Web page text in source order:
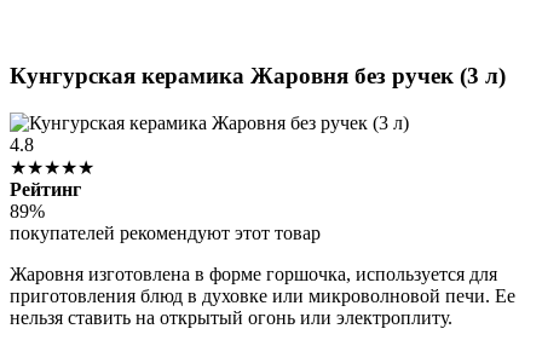
Кунгурская керамика Жаровня без ручек (3 л)
4.8
★★★★★
Рейтинг
89%
покупателей рекомендуют этот товар
Жаровня изготовлена в форме горшочка, используется для
приготовления блюд в духовке или микроволновой печи. Ее
нельзя ставить на открытый огонь или электроплиту.